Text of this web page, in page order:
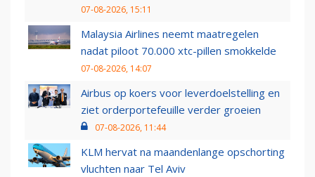
07-08-2026, 15:11
Malaysia Airlines neemt maatregelen
nadat piloot 70.000 xtc-pillen smokkelde
07-08-2026, 14:07
Airbus op koers voor leverdoelstelling en
ziet orderportefeuille verder groeien
07-08-2026, 11:44
KLM hervat na maandenlange opschorting
vluchten naar Tel Aviv